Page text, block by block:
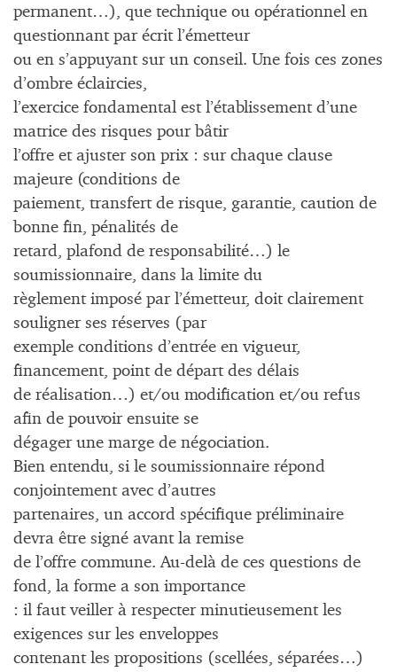
permanent…), que technique ou opérationnel en
questionnant par écrit l’émetteur
ou en s’appuyant sur un conseil. Une fois ces zones
d’ombre éclaircies,
l’exercice fondamental est l’établissement d’une
matrice des risques pour bâtir
l’offre et ajuster son prix : sur chaque clause
majeure (conditions de
paiement, transfert de risque, garantie, caution de
bonne fin, pénalités de
retard, plafond de responsabilité…) le
soumissionnaire, dans la limite du
règlement imposé par l’émetteur, doit clairement
souligner ses réserves (par
exemple conditions d’entrée en vigueur,
financement, point de départ des délais
de réalisation…) et/ou modification et/ou refus
afin de pouvoir ensuite se
dégager une marge de négociation.
Bien entendu, si le soumissionnaire répond
conjointement avec d’autres
partenaires, un accord spécifique préliminaire
devra être signé avant la remise
de l’offre commune. Au-delà de ces questions de
fond, la forme a son importance
: il faut veiller à respecter minutieusement les
exigences sur les enveloppes
contenant les propositions (scellées, séparées…)